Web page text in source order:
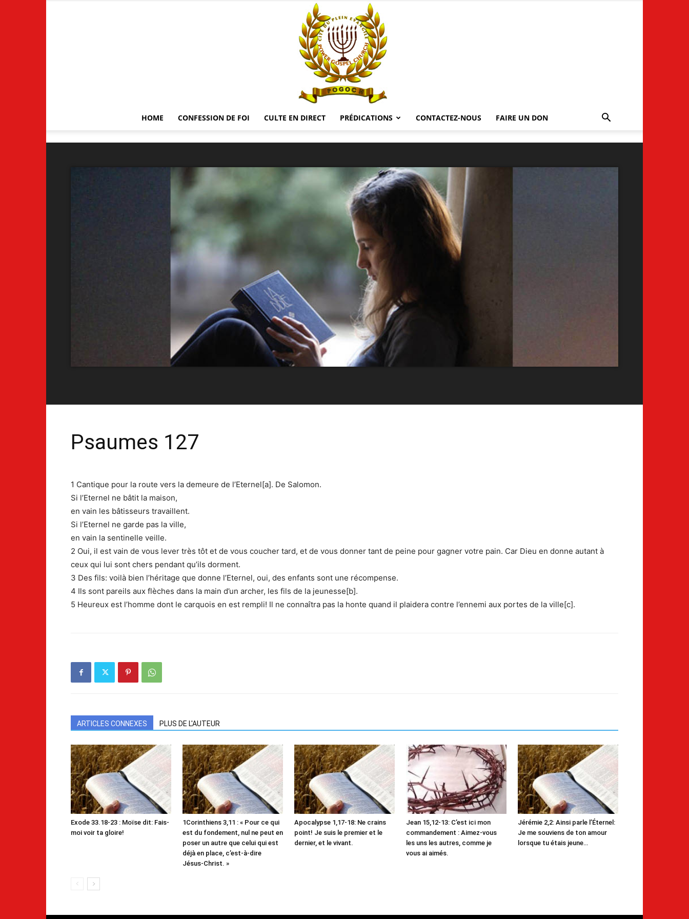
TV
HOME CONFESSION DE FOI CULTE EN DIRECT PRÉDICATIONS CONTACTEZ-NOUS FAIRE UN DON
Psaumes 127
1 Cantique pour la route vers la demeure de l’Eternel[a]. De Salomon.
Si l’Eternel ne bâtit la maison,
en vain les bâtisseurs travaillent.
Si l’Eternel ne garde pas la ville,
en vain la sentinelle veille.
2 Oui, il est vain de vous lever très tôt et de vous coucher tard, et de vous donner tant de peine pour gagner votre pain. Car Dieu en donne autant à
ceux qui lui sont chers pendant qu’ils dorment.
3 Des fils: voilà bien l’héritage que donne l’Eternel, oui, des enfants sont une récompense.
4 Ils sont pareils aux flèches dans la main d’un archer, les fils de la jeunesse[b].
5 Heureux est l’homme dont le carquois en est rempli! Il ne connaîtra pas la honte quand il plaidera contre l’ennemi aux portes de la ville[c].
ARTICLES CONNEXES PLUS DE L'AUTEUR
Exode 33.18-23 : Moïse dit: Fais-
moi voir ta gloire!
1Corinthiens 3,11 : « Pour ce qui
est du fondement, nul ne peut en
poser un autre que celui qui est
déjà en place, c’est-à-dire
Jésus-Christ. »
Apocalypse 1,17-18: Ne crains
point! Je suis le premier et le
dernier, et le vivant.
Jean 15,12-13: C’est ici mon
commandement : Aimez-vous
les uns les autres, comme je
vous ai aimés.
Jérémie 2,2: Ainsi parle l’Éternel:
Je me souviens de ton amour
lorsque tu étais jeune…